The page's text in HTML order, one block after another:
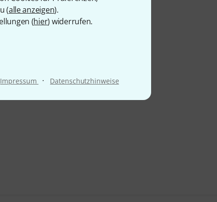
(alle anzeigen).
(hier) widerrufen.
Impressum · Datenschutzhinweise